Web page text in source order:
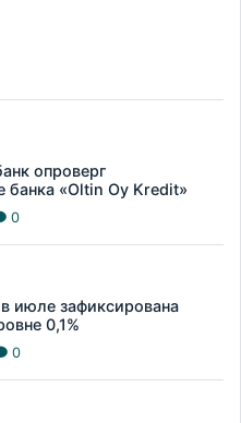
опроверг
банка «Oltin Oy Kredit»
0
июле зафиксирована
0,1%
0